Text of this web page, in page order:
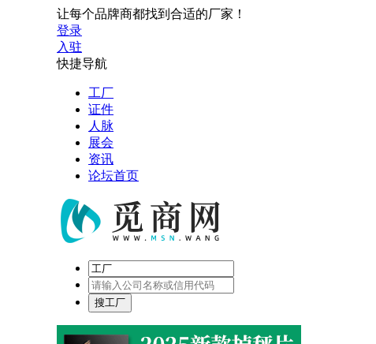
让每个品牌商都找到合适的厂家！
登录
入驻
快捷导航
工厂
证件
人脉
展会
资讯
论坛首页